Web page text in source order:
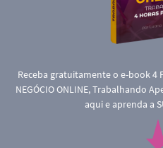
Receba gratuitamente o e-book 4
NEGÓCIO ONLINE, Trabalhando
aqui e aprenda a